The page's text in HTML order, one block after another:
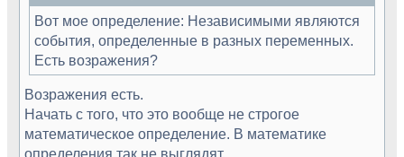
Вот мое определение: Независимыми являются
события, определенные в разных переменных.
Есть возражения?
Возражения есть.
Начать с того, что это вообще не строгое
математическое определение. В математике
определения так не выглядят.